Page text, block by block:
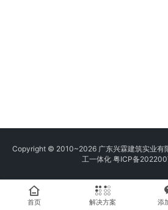
Copyright © 2010~2026 广东兴霖建筑实业有
工一体化 粤ICP备
首页 解决方案 添